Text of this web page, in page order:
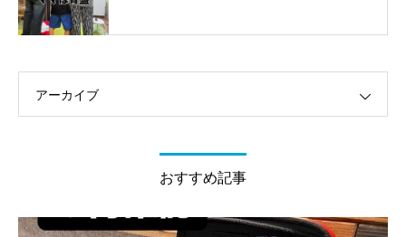
アーカイブ
おすすめ記事